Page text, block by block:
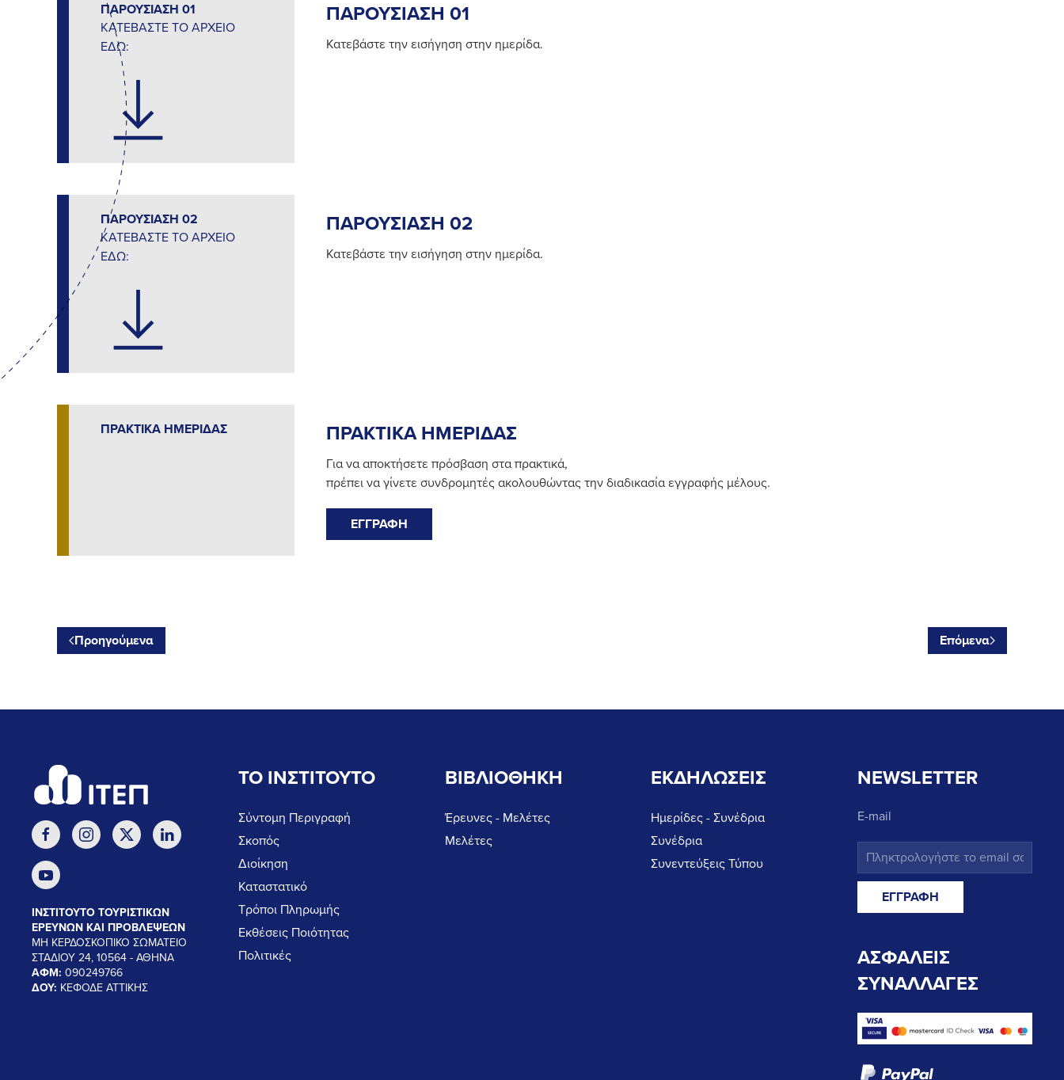
ΠΑΡΟΥΣΙΑΣΗ 01
ΚΑΤΕΒΑΣΤΕ ΤΟ ΑΡΧΕΙΟ
ΕΔΩ:
ΠΑΡΟΥΣΙΑΣΗ 01
Κατεβάστε την εισήγηση στην ημερίδα.
ΠΑΡΟΥΣΙΑΣΗ 02
ΚΑΤΕΒΑΣΤΕ ΤΟ ΑΡΧΕΙΟ
ΕΔΩ:
ΠΑΡΟΥΣΙΑΣΗ 02
Κατεβάστε την εισήγηση στην ημερίδα.
ΠΡΑΚΤΙΚΑ ΗΜΕΡΙΔΑΣ ΠΡΑΚΤΙΚΑ ΗΜΕΡΙΔΑΣ
Για να αποκτήσετε πρόσβαση στα πρακτικά,
πρέπει να γίνετε συνδρομητές ακολουθώντας την διαδικασία εγγραφής μέλους.
ΕΓΓΡΑΦΗ
Προηγούμενα Επόμενα
ΙΝΣΤΙΤΟΥΤΟ ΤΟΥΡΙΣΤΙΚΩΝ
ΕΡΕΥΝΩΝ ΚΑΙ ΠΡΟΒΛΕΨΕΩΝ
ΜΗ ΚΕΡΔΟΣΚΟΠΙΚΟ ΣΩΜΑΤΕΙΟ
ΣΤΑΔΙΟΥ 24, 10564 - ΑΘΗΝΑ
ΑΦΜ: 090249766
ΔΟΥ: ΚΕΦΟΔΕ ΑΤΤΙΚΗΣ
ΤΟ ΙΝΣΤΙΤΟΥΤΟ
Σύντομη Περιγραφή
Σκοπός
Διοίκηση
Καταστατικό
Τρόποι Πληρωμής
Εκθέσεις Ποιότητας
Πολιτικές
ΒΙΒΛΙΟΘΗΚΗ
Έρευνες - Μελέτες
Μελέτες
ΕΚΔΗΛΩΣΕΙΣ
Ημερίδες - Συνέδρια
Συνέδρια
Συνεντεύξεις Τύπου
NEWSLETTER
E-mail
ΑΣΦΑΛΕΙΣ
ΣΥΝΑΛΛΑΓΕΣ